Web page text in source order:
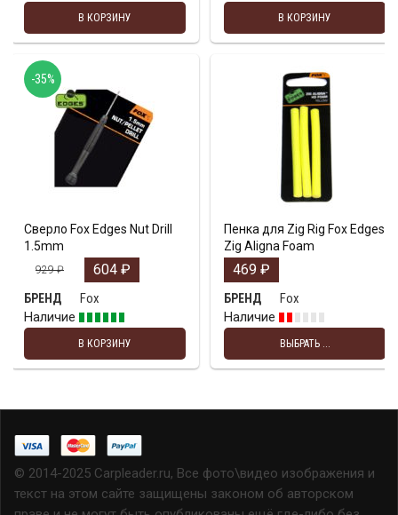
В КОРЗИНУ В КОРЗИНУ
Сверло Fox Edges Nut Drill
1.5mm
929₽ 604 ₽
БРЕНД
Fox
Наличие
В КОРЗИНУ
-35%
Пенка для Zig Rig Fox Edges
Zig Aligna Foam
469 ₽
БРЕНД
Fox
Наличие
ВЫБРАТЬ ...
© 2014-2025 Carpleader.ru, Все фото\видео изображения и
текст на этом сайте защищены законом об авторском